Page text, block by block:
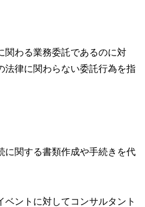
関わる業務委託であるのに対
法律に関わらない委託行為を指
に関する書類作成や手続きを代
ベントに対してコンサルタント